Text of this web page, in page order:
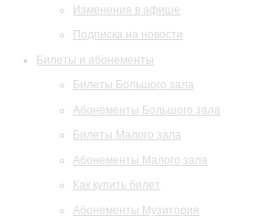
Изменения в афише
Подписка на новости
Билеты и абонементы
Билеты Большого зала
Абонементы Большого зала
Билеты Малого зала
Абонементы Малого зала
Как купить билет
Абонементы Музитория